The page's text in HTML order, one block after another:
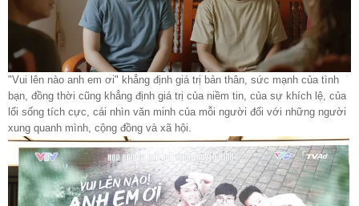
"Vui lên nào anh em ơi" khẳng định giá trị bản thân, sức mạnh của tình
bạn, đồng thời cũng khẳng định giá trị của niềm tin, của sự khích lệ, của
lối sống tích cực, cái nhìn văn minh của mỗi người đối với những người
xung quanh mình, cộng đồng và xã hội.